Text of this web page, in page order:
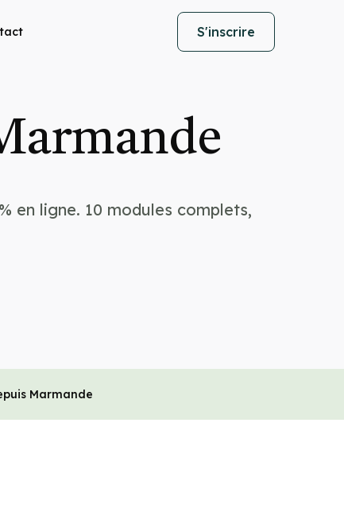
S'inscrire
en ligne. 10 modules complets,
Marmande